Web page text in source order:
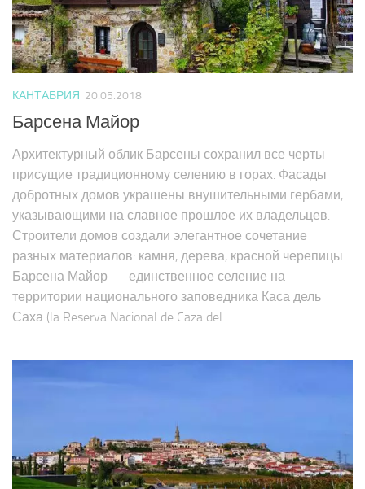
КАНТАБРИЯ 20.05.2018
Архитектурный облик Барсены сохранил все черты
присущие традиционному селению в горах. Фасады
добротных домов украшены внушительными гербами,
указывающими на славное прошлое их владельцев.
Строители домов создали элегантное сочетание
разных материалов: камня, дерева, красной черепицы.
Барсена Майор — единственное селение на
территории национального заповедника Каса дель